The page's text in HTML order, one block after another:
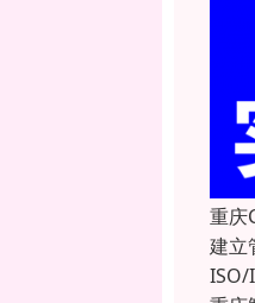
重庆
建立
ISO/